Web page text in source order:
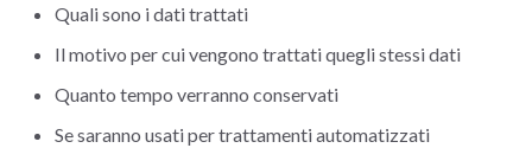
Quali sono i dati trattati
Il motivo per cui vengono trattati quegli stessi dati
Quanto tempo verranno conservati
Se saranno usati per trattamenti automatizzati